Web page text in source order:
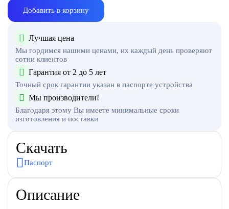
Добавить в корзину
Лучшая цена
Мы гордимся нашими ценами, их каждый день проверяют
сотни клиентов
Гарантия от 2 до 5 лет
Точный срок гарантии указан в паспорте устройства
Мы производители!
Благодаря этому Вы имеете минимальные сроки
изготовления и поставки
Скачать
Паспорт
Описание